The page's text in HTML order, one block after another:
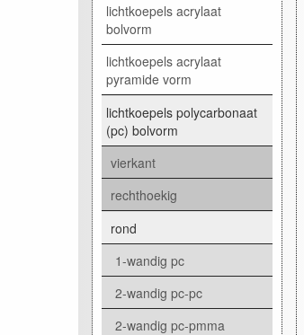
lichtkoepels acrylaat
bolvorm
lichtkoepels acrylaat
pyramide vorm
lichtkoepels polycarbonaat
(pc) bolvorm
vierkant
rechthoekig
rond
1-wandig pc
2-wandig pc-pc
2-wandig pc-pmma